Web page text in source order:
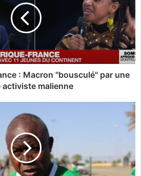
: Macron "bousculé" par une
activiste malienne